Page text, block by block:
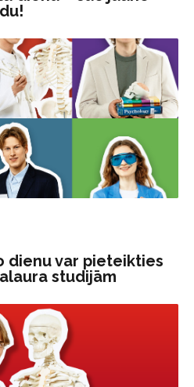
dienu var pieteikties
studijām